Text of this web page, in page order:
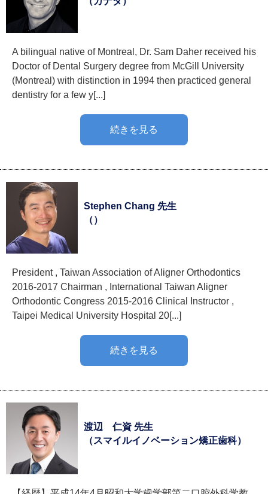
A bilingual native of Montreal, Dr. Sam Daher received his
Doctor of Dental Surgery degree from McGill University
(Montreal) with distinction in 1994 then practiced general
dentistry for a few y[...]
続きを見る
Stephen Chang 先生
（）
President , Taiwan Association of Aligner Orthodontics
2016-2017 Chairman , International Taiwan Aligner
Orthodontic Congress 2015-2016 Clinical Instructor ,
Taipei Medical University Hospital 20[...]
続きを見る
渡辺 仁資 先生
（スマイルイノベーション矯正歯科）